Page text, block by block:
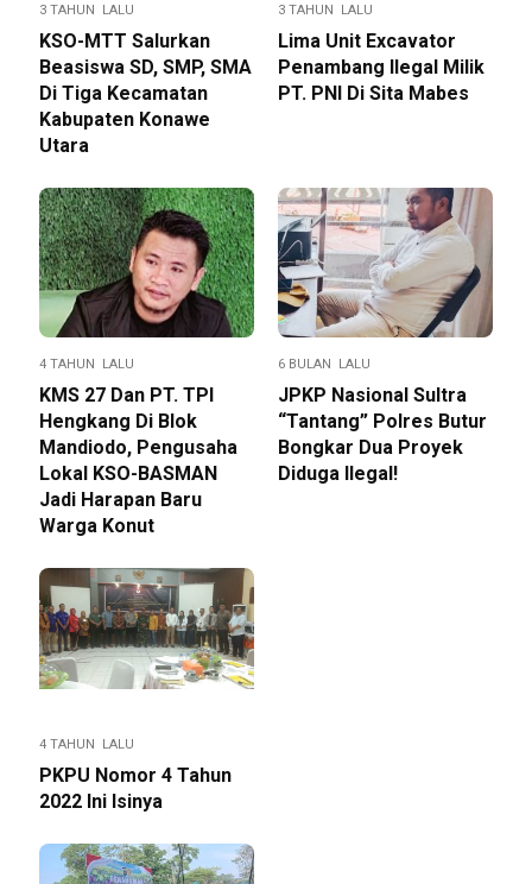
3 TAHUN LALU
KSO-MTT Salurkan
Beasiswa SD, SMP, SMA
Di Tiga Kecamatan
Kabupaten Konawe
Utara
3 TAHUN LALU
Lima Unit Excavator
Penambang Ilegal Milik
PT. PNI Di Sita Mabes
4 TAHUN LALU
KMS 27 Dan PT. TPI
Hengkang Di Blok
Mandiodo, Pengusaha
Lokal KSO-BASMAN
Jadi Harapan Baru
Warga Konut
6 BULAN LALU
JPKP Nasional Sultra
“Tantang” Polres Butur
Bongkar Dua Proyek
Diduga Ilegal!
4 TAHUN LALU
PKPU Nomor 4 Tahun
2022 Ini Isinya